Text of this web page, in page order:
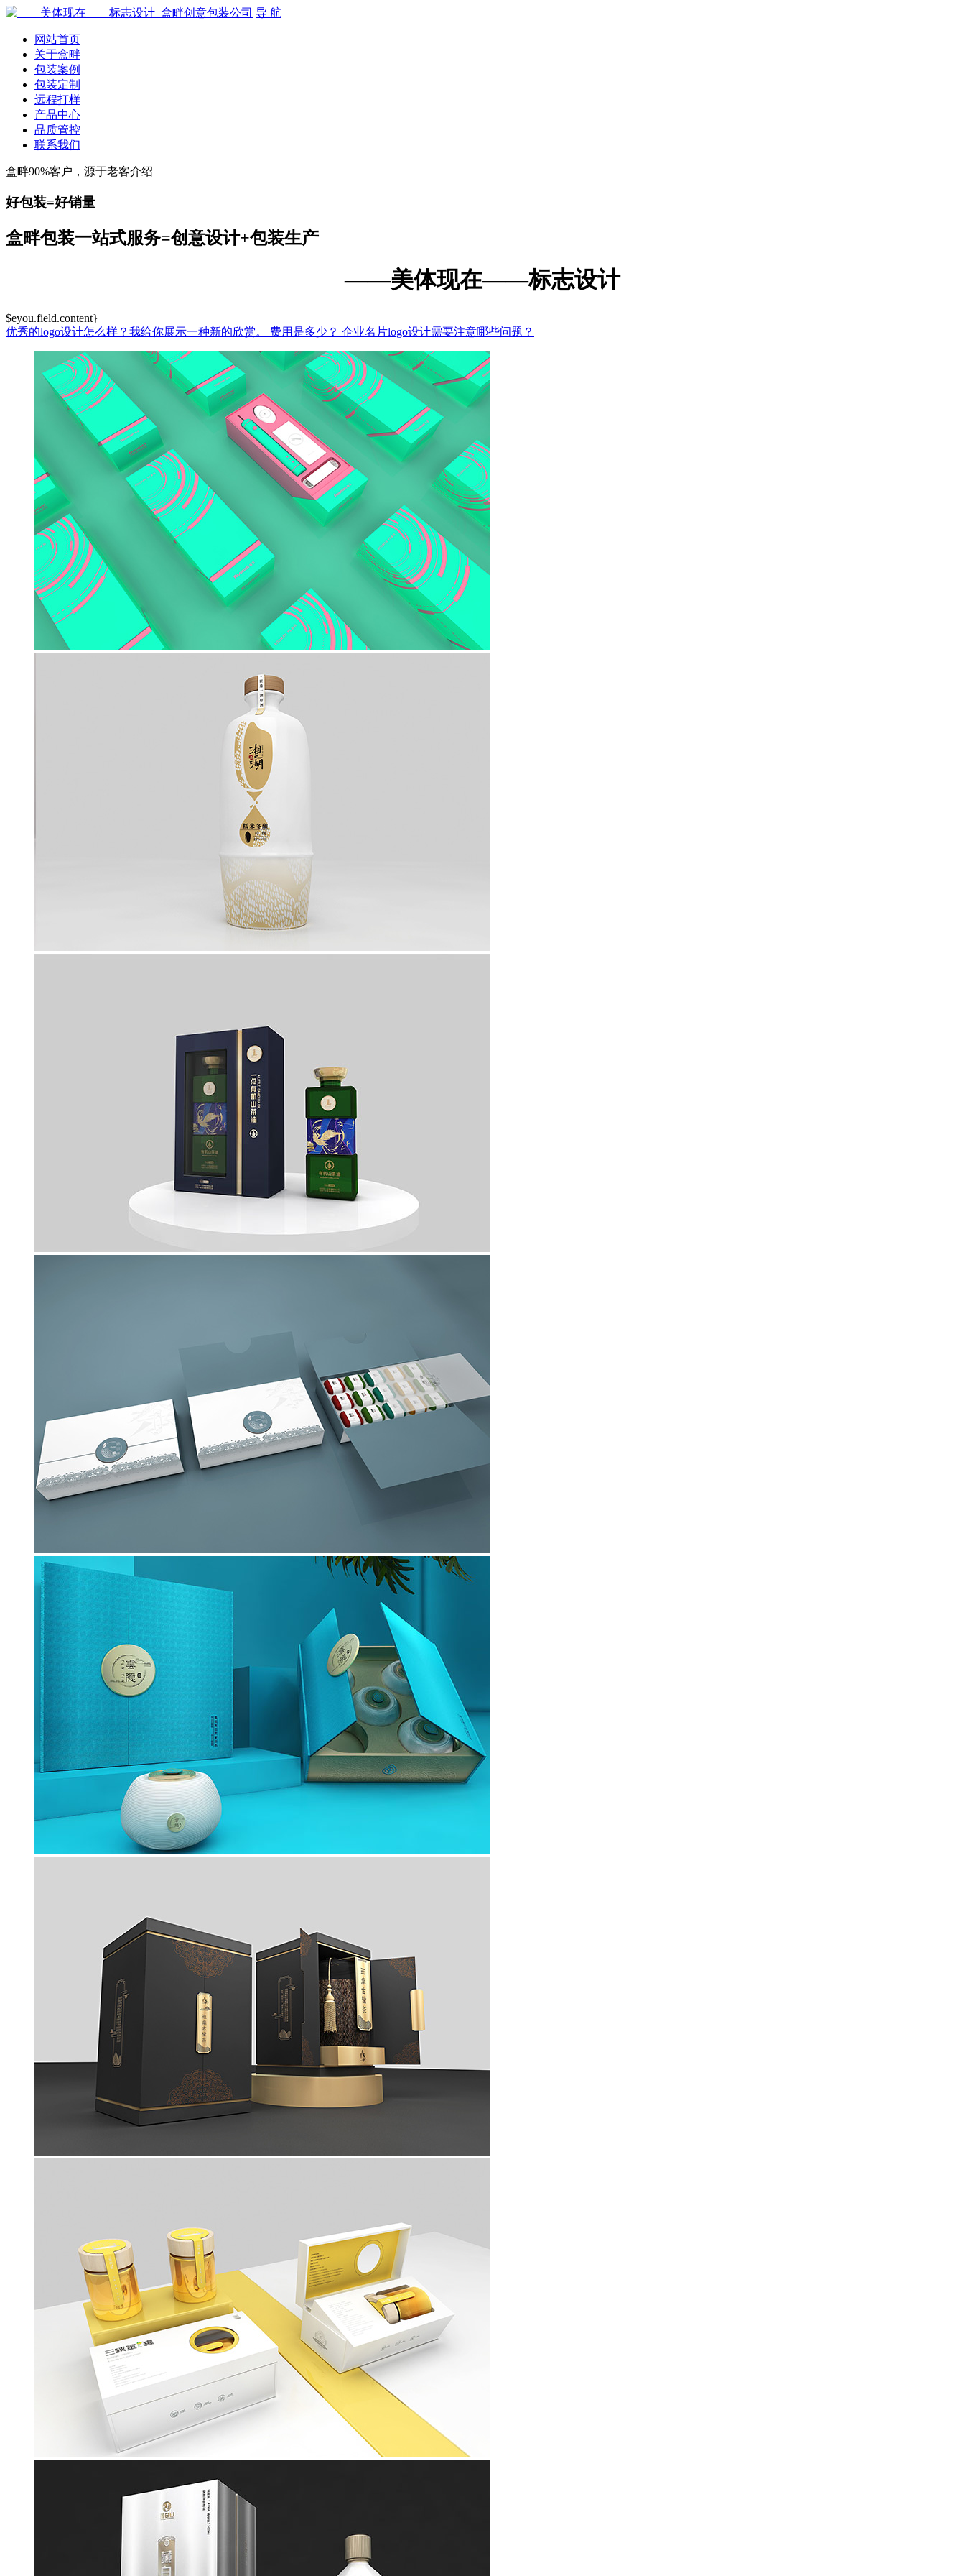
导 航
网站首页
关于盒畔
包装案例
包装定制
远程打样
产品中心
品质管控
联系我们
盒畔90%客户，源于老客介绍
好包装=好销量
盒畔包装一站式服务=创意设计+包装生产
——美体现在——标志设计
$eyou.field.content}
优秀的logo设计怎么样？我给你展示一种新的欣赏。 费用是多少？ 企业名片logo设计需要注意哪些问题？